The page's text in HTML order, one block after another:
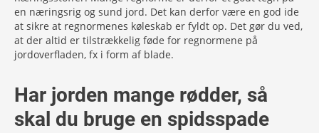
en næringsrig og sund jord. Det kan derfor være en god ide
at sikre at regnormenes køleskab er fyldt op. Det gør du ved,
at der altid er tilstrækkelig føde for regnormene på
jordoverfladen, fx i form af blade.
Har jorden mange rødder, så
skal du bruge en spidsspade